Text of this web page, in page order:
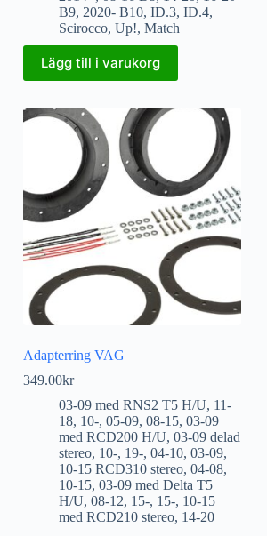
B9, 2020- B10, ID.3, ID.4,
Scirocco, Up!, Match
Lägg till i varukorg
Adapterring VAG
349.00kr
03-09 med RNS2 T5 H/U, 11-
18, 10-, 05-09, 08-15, 03-09
med RCD200 H/U, 03-09 delad
stereo, 10-, 19-, 04-10, 03-09,
10-15 RCD310 stereo, 04-08,
10-15, 03-09 med Delta T5
H/U, 08-12, 15-, 15-, 10-15
med RCD210 stereo, 14-20